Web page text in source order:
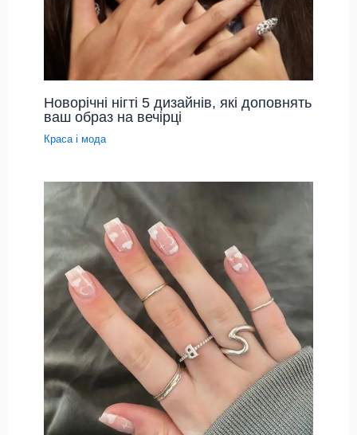
Новорічні нігті 5 дизайнів, які доповнять
ваш образ на вечірці
Краса і мода